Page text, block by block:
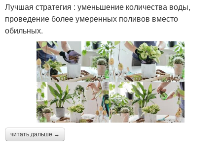
Лучшая стратегия : уменьшение количества воды,
проведение более умеренных поливов вместо
обильных.
читать дальше →